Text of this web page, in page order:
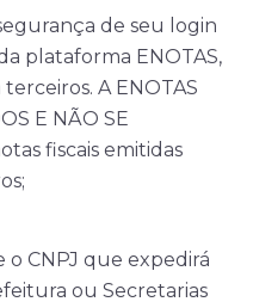
de seu login
plataforma ENOTAS,
A ENOTAS
E NÃO SE
fiscais emitidas
o CNPJ que expedirá
ou Secretarias